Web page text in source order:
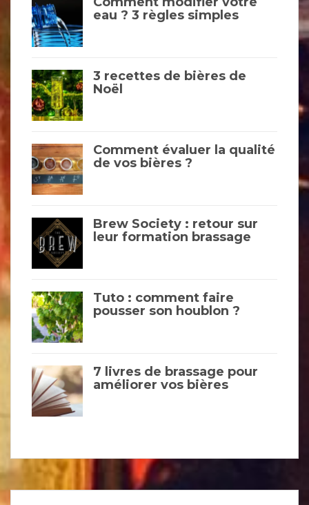
eau ? 3 règles simples
3 recettes de bières de
Noël
Comment évaluer la qualité
de vos bières ?
Brew Society : retour sur
leur formation brassage
Tuto : comment faire
pousser son houblon ?
7 livres de brassage pour
améliorer vos bières